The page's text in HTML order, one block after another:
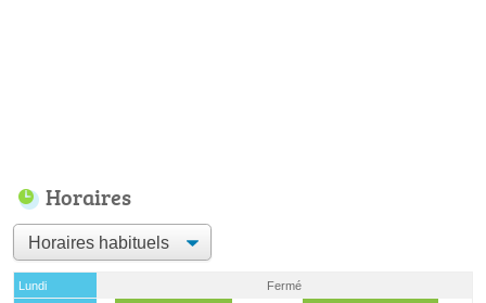
Horaires
Lundi
Fermé